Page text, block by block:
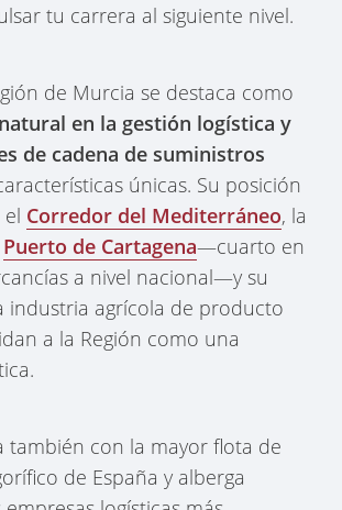
tu carrera al siguiente nivel.
de Murcia se destaca como
en la gestión logística y
de cadena de suministros
únicas. Su posición
Corredor del Mediterráneo, la
Puerto de Cartagena—cuarto en
a nivel nacional—y su
industria agrícola de producto
a la Región como una
también con la mayor flota de
de España y alberga